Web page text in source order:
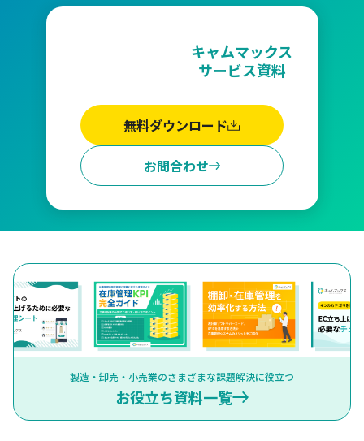
キャムマックス
サービス資料
お問合わせ
無料ダウンロード
製造・卸売・小売業のさまざまな課題解決に役立つ
お役立ち資料一覧